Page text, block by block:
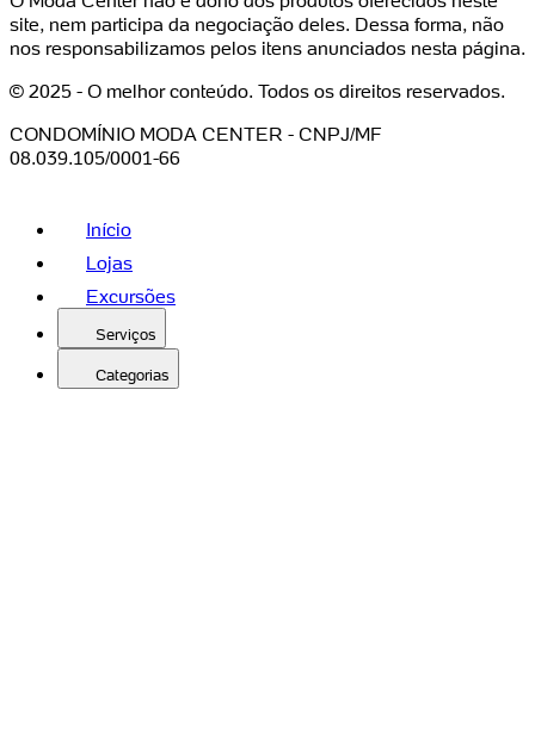
site, nem participa da negociação deles. Dessa forma, não
nos responsabilizamos pelos itens anunciados nesta página.
© 2025 - O melhor conteúdo. Todos os direitos reservados.
CONDOMÍNIO MODA CENTER - CNPJ/MF
08.039.105/0001-66
Início
Lojas
Excursões
Serviços
Categorias